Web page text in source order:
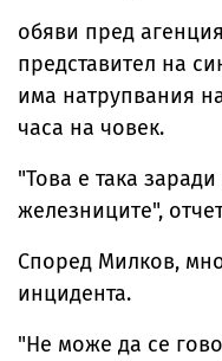
обяви пред
представител на
има натрупвания
часа на човек.
"Това е така
железниците",
Според Милков,
инцидента.
"Не може да се